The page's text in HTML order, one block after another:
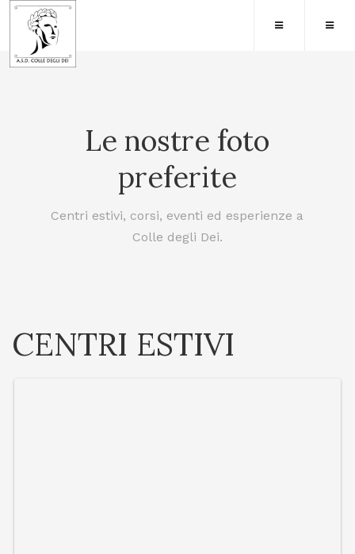
Le nostre foto
preferite
Centri estivi, corsi, eventi ed esperienze a
Colle degli Dei.
CENTRI ESTIVI